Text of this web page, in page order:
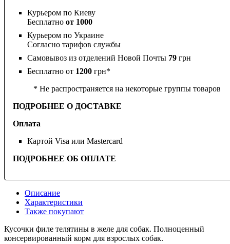
Курьером по Киеву
Бесплатно от 1000
Курьером по Украине
Согласно тарифов службы
Самовывоз из отделений Новой Почты 79 грн
Бесплатно от 1200 грн*
* Не распространяется на некоторые группы товаров
ПОДРОБНЕЕ О ДОСТАВКЕ
Оплата
Картой Visa или Mastercard
ПОДРОБНЕЕ ОБ ОПЛАТЕ
Описание
Характеристики
Также покупают
Кусочки филе телятины в желе для собак. Полноценный
консервированный корм для взрослых собак.